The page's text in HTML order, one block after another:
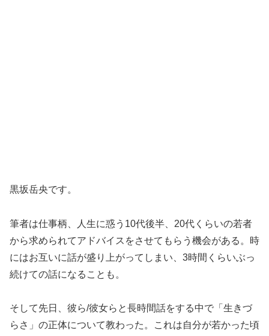
黒坂岳央です。
筆者は仕事柄、人生に惑う10代後半、20代くらいの若者
から求められてアドバイスをさせてもらう機会がある。時
にはお互いに話が盛り上がってしまい、3時間くらいぶっ
続けての話になることも。
そして先日、彼ら/彼女らと長時間話をする中で「生きづ
らさ」の正体について教わった。これは自分が若かった頃